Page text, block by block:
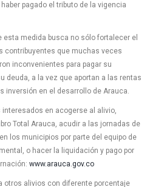
pagado el tributo de la vigencia
medida busca no sólo fortalecer el
contribuyentes que muchas veces
inconvenientes para pagar su
deuda, a la vez que aportan a las rentas
inversión en el desarrollo de Arauca.
en acogerse al alivio,
Total Arauca, acudir a las jornadas de
los municipios por parte del equipo de
o hacer la liquidación y pago por
www.arauca.gov.co
otros alivios con diferente porcentaje